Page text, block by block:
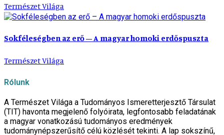
Természet Világa
Sokféleségben az erő – A magyar homoki erdőspuszta
Természet Világa
Rólunk
A Természet Világa a Tudományos Ismeretterjesztő Társulat
(TIT) havonta megjelenő folyóirata, legfontosabb feladatának
a magyar vonatkozású tudományos eredmények
tudománynépszerűsítő célú közlését tekinti. A lap sokszínű,